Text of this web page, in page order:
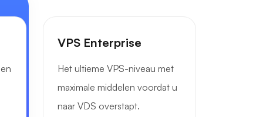
VPS Enterprise
Het ultieme VPS-niveau met
maximale middelen voordat u
naar VDS overstapt.